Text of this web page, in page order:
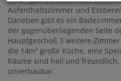
Aufenthaltszimmer und
Daneben gibt es ein
der gegenüberliegenden Seite
Hauptgeschoß 3 weitere
die 14m² große Küche, eine
Räume sind hell und
unverbaubar.